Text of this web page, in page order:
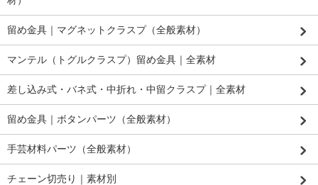
留め金具｜マグネットクラスプ（全般素材）
マンテル（トグルクラスプ）留め金具｜全素材
差し込み式・バネ式・中折れ・中留クラスプ｜全素材
留め金具｜ボタンパーツ（全般素材）
手芸材料パーツ（全般素材）
チェーン切売り｜素材別